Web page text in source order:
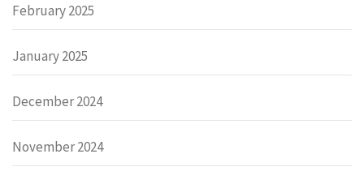
February 2025
January 2025
December 2024
November 2024